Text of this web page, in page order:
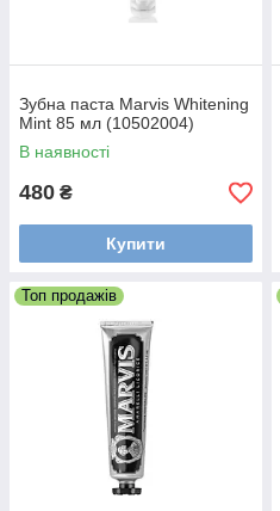
Зубна паста Marvis Whitening
Mint 85 мл (10502004)
В наявності
480 ₴
Купити
Топ продажів